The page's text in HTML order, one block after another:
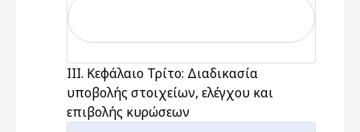
ΙΙΙ. Κεφάλαιο Τρίτο: Διαδικασία
υποβολής στοιχείων, ελέγχου και
επιβολής κυρώσεων